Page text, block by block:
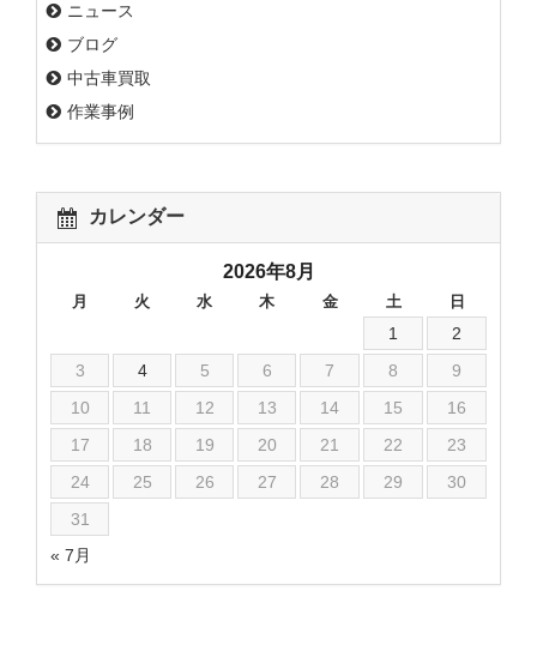
ニュース
ブログ
中古車買取
作業事例
カレンダー
2026年8月
月 火 水 木 金 土 日
« 7月
1
2
3
4 5 6 7 8
9
10
11 12 13 14 15
16
17
18 19 20 21 22
23
24
25 26 27 28 29
30
31